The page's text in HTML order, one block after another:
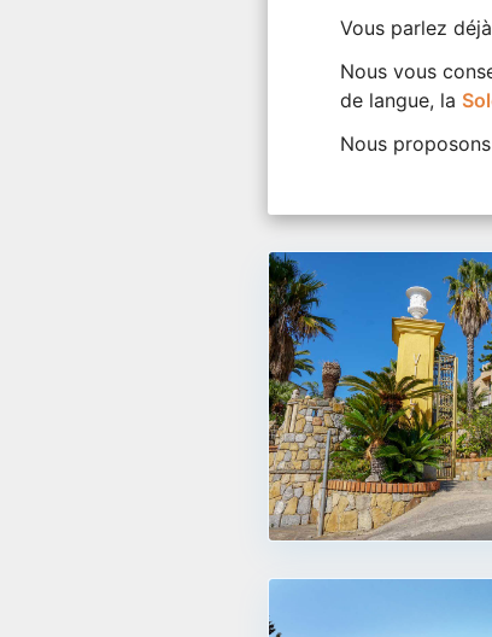
Vous parlez
Nous vous
de langue, la
Nous